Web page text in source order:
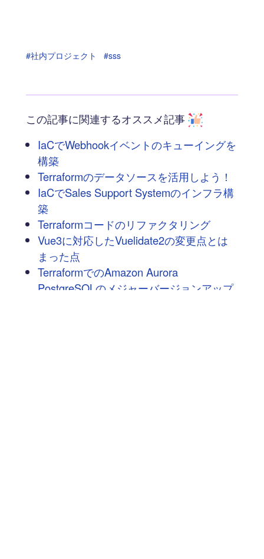
#社内プロジェクト #sss
この記事に関連するオススメ記事
IaCでWebhookイベントのキューイングを
構築
Terraformのデータソースを活用しよう！
IaCでSales Support Systemのインフラ構
築
Terraformコードのリファクタリング
Vue3に対応したVuelidate2の変更点とは
まった点
TerraformでのAmazon Aurora
PostgreSQLのメジャーバージョンアップ